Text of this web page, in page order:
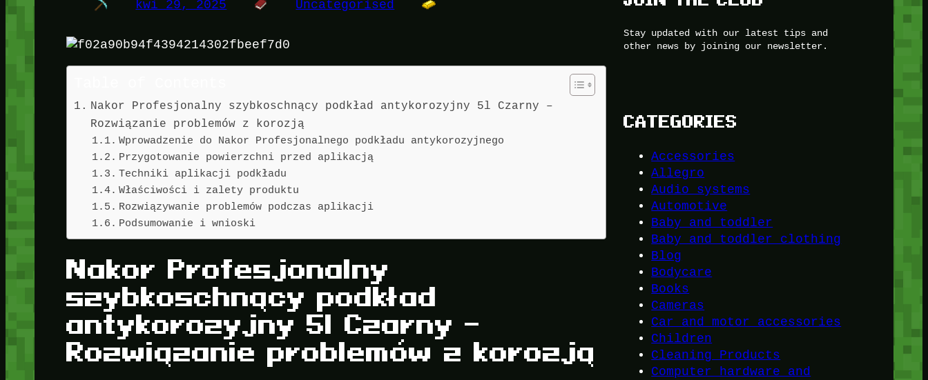
kwi 29, 2025 Uncategorised
Nakor Profesjonalny szybkoschnący podkład antykorozyjny 5l Czarny –
Rozwiązanie problemów z korozją
Wprowadzenie do Nakor Profesjonalnego podkładu antykorozyjnego
Przygotowanie powierzchni przed aplikacją
Techniki aplikacji podkładu
Właściwości i zalety produktu
Rozwiązywanie problemów podczas aplikacji
Podsumowanie i wnioski
Nakor Profesjonalny
szybkoschnący podkład
antykorozyjny 5l Czarny –
Rozwiązanie problemów z korozją
Stay updated with our latest tips and
other news by joining our newsletter.
CATEGORIES
Accessories
Allegro
Audio systems
Automotive
Baby and toddler
Baby and toddler clothing
Blog
Bodycare
Books
Cameras
Car and motor accessories
Children
Cleaning Products
Computer hardware and